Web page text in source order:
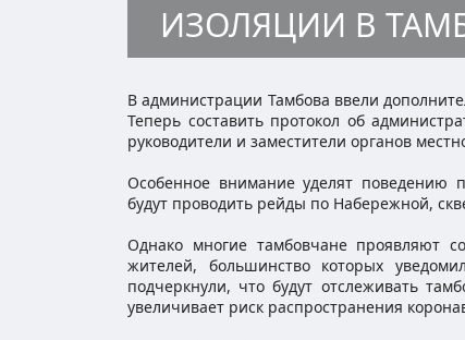
ИЗОЛЯЦИИ В
В администрации Тамбова ввели
Теперь составить протокол об
руководители и заместители органов
Особенное внимание уделят поведению
будут проводить рейды по Набережной,
Однако многие тамбовчане проявляют
жителей, большинство которых
подчеркнули, что будут отслеживать
увеличивает риск распространения